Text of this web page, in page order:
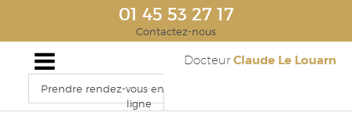
01 45 53 27 17
Contactez-nous
Docteur Claude Le Louarn
Prendre rendez-vous en
ligne